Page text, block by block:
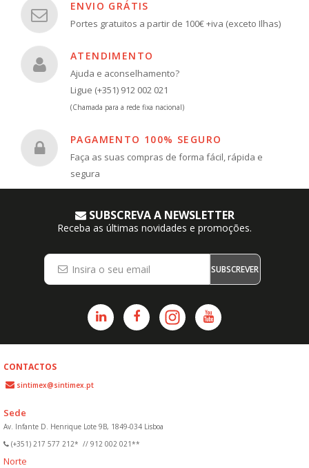
ENVIO GRÁTIS
Portes gratuitos a partir de 100€ +iva (exceto Ilhas)
ATENDIMENTO
Ajuda e aconselhamento?
Ligue (+351) 912 002 021
(Chamada para a rede fixa nacional)
PAGAMENTO 100% SEGURO
Faça as suas compras de forma fácil, rápida e
segura
SUBSCREVA A NEWSLETTER
Receba as últimas novidades e promoções.
SUBSCREVER
CONTACTOS
sintimex@sintimex.pt
Sede
Av. Infante D. Henrique Lote 9B, 1849-034 Lisboa
(+351) 217 577 212* // 912 002 021**
Norte